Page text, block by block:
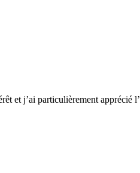
et j’ai particulièrement apprécié